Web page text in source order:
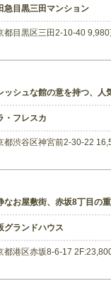
急目黒三田マンション
都目黒区三田2-10-40
ッシュな館の意を持つ、人
・フレスカ
都渋谷区神宮前2-30-22
なお屋敷街、赤坂8丁目の
グランドハウス
都港区赤坂8-6-17